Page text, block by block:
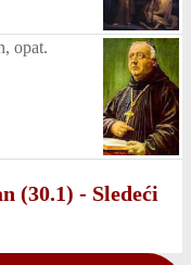
opat.
(30.1) - Sledeći